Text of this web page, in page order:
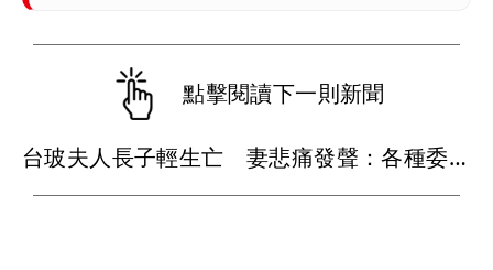
點擊閱讀下一則新聞
台玻夫人長子輕生亡 妻悲痛發聲：各種委屈與不平...